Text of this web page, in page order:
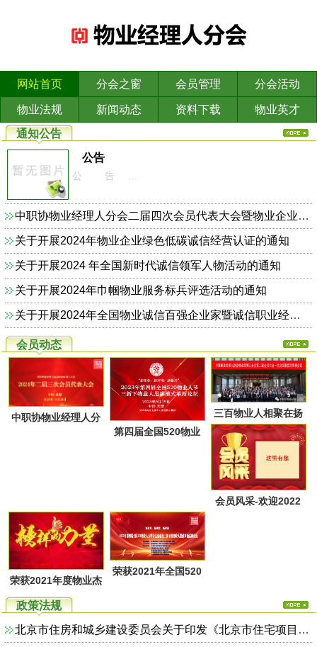
网站首页 分会之窗 会员管理 分会活动
物业法规 新闻动态 资料下载
物业英才
通知公告
公告
公 告 ...
中职协物业经理人分会二届四次会员代表大会暨物业企业依法合规诚信经营主题研讨会的通知
关于开展2024年物业企业绿色低碳诚信经营认证的通知
关于开展2024 年全国新时代诚信领军人物活动的通知
关于开展2024年巾帼物业服务标兵评选活动的通知
关于开展2024年全国物业诚信百强企业家暨诚信职业经理人的通知
会员动态
中职协物业经理人分
第四届全国520物业
三百物业人相聚在扬
州又一次共同点燃起
物业经理人分会的圣
火，开启了旅居养老
的融合新思路！
会员风采-欢迎2022
荣获2021年度物业杰
出职业经理人系列活
动评选名单
荣获2021年全国520
列评选名单
政策法规
北京市住房和城乡建设委员会关于印发《北京市住宅项目物业服务综合监管实施方案（试行）》的通知